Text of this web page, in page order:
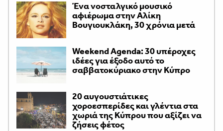
Ένα νοσταλγικό μουσικό
αφιέρωμα στην Αλίκη
Βουγιουκλάκη, 30 χρόνια μετά
Weekend Agenda: 30 υπέροχες
ιδέες για έξοδο αυτό το
σαββατοκύριακο στην Κύπρο
20 αυγουστιάτικες
χοροεσπερίδες και γλέντια στα
χωριά της Κύπρου που αξίζει να
ζήσεις φέτος